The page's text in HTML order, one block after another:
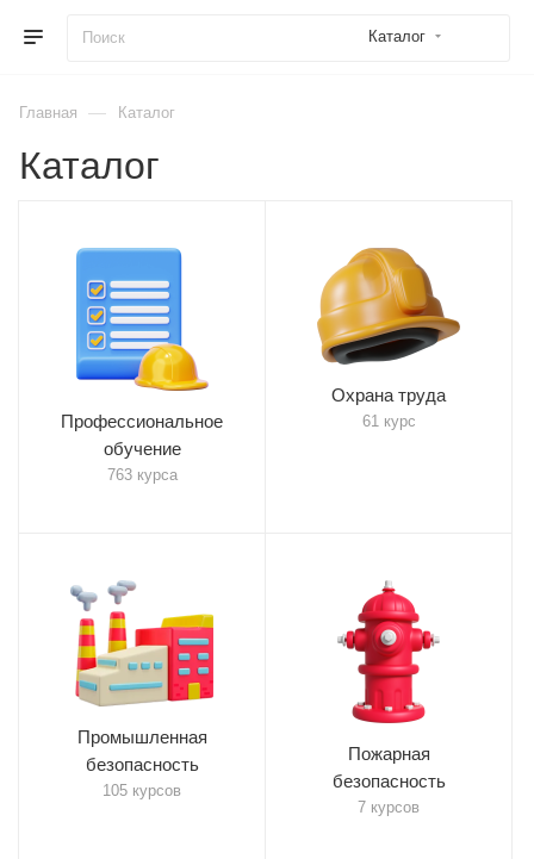
Каталог
Главная — Каталог
Каталог
Профессиональное
обучение
763 курса
Охрана труда
61 курс
Промышленная
безопасность
105 курсов
Пожарная
безопасность
7 курсов